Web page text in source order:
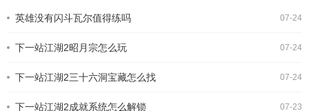
基础攻击方面，夏日香燐的普攻为五段
主，具备良好的起手能力，第三段下劈
段持续输出中，锁链从地面穿出进行终
中效果。需要注意的是，最后一段
07-24
英雄没有闪斗瓦尔值得练吗
07-24
下一站江湖2昭月宗怎么玩
07-24
下一站江湖2三十六洞宝藏怎么找
07-23
下一站江湖2成就系统怎么解锁